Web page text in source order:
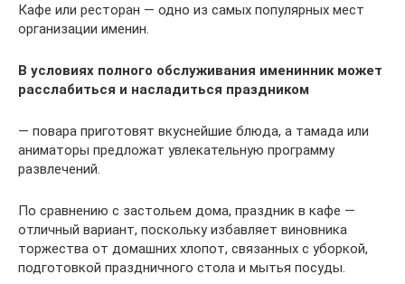
Кафе или ресторан — одно из самых популярных мест
организации именин.
В условиях полного обслуживания именинник может
расслабиться и насладиться праздником
— повара приготовят вкуснейшие блюда, а тамада или
аниматоры предложат увлекательную программу
развлечений.
По сравнению с застольем дома, праздник в кафе —
отличный вариант, поскольку избавляет виновника
торжества от домашних хлопот, связанных с уборкой,
подготовкой праздничного стола и мытья посуды.